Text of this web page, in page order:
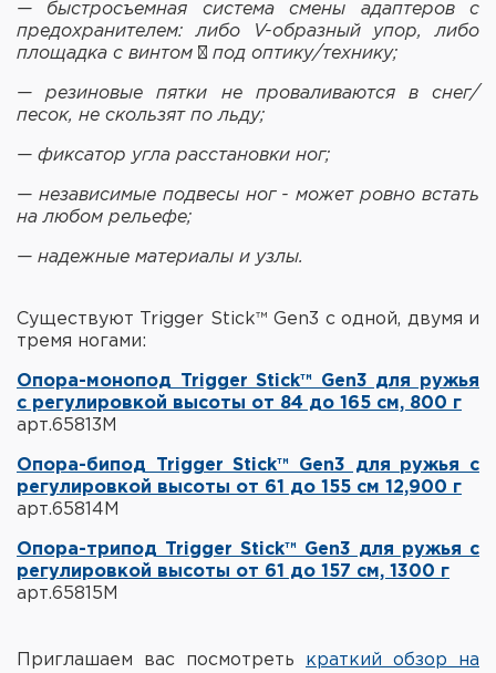
— быстросъемная система смены адаптеров с
предохранителем: либо V-образный упор, либо
площадка с винтом ¼ под оптику/технику;
— резиновые пятки не проваливаются в снег/
песок, не скользят по льду;
— фиксатор угла расстановки ног;
— независимые подвесы ног - может ровно встать
на любом рельефе;
— надежные материалы и узлы.
Существуют Trigger Stick™ Gen3 с одной, двумя и
тремя ногами:
Опора-монопод Trigger Stick™ Gen3 для ружья
с регулировкой высоты от 84 до 165 см, 800 г
арт.65813M
Опора-бипод Trigger Stick™ Gen3 для ружья с
регулировкой высоты от 61 до 155 см 12,900 г
арт.65814M
Опора-трипод Trigger Stick™ Gen3 для ружья с
регулировкой высоты от 61 до 157 см, 1300 г
арт.65815M
Приглашаем вас посмотреть краткий обзор на